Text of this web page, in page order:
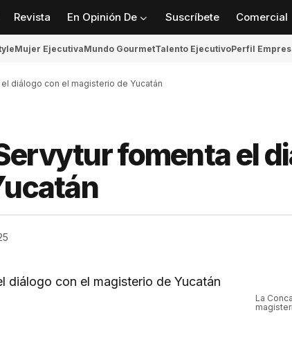
Revista En Opinión De Suscríbete Comercial
Mujer EjecutivaMundo GourmetTalento EjecutivoPerfil
diálogo con el magisterio de Yucatán
fomenta el
La